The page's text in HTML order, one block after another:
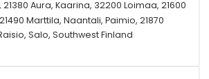
21380 Aura, Kaarina, 32200 Loimaa, 21600
Marttila, Naantali, Paimio, 21870
Salo, Southwest Finland